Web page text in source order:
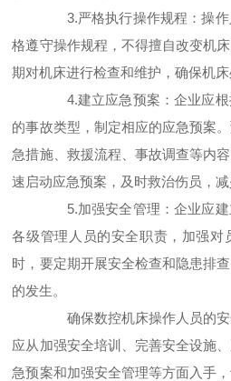
3.严格执行操作规程：操作
格遵守操作规程，不得擅自改变机
期对机床进行检查和维护，确保机床
4.建立应急预案：企业应根
的事故类型，制定相应的应急预案
急措施、救援流程、事故调查等内
速启动应急预案，及时救治伤员，减
5.加强安全管理：企业应建
各级管理人员的安全职责，加强对
时，要定期开展安全检查和隐患排
的发生。
确保数控机床操作人员的安
应从加强安全培训、完善安全设施
急预案和加强安全管理等方面入手